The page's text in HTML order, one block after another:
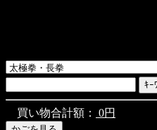
買い物合計額： 0円